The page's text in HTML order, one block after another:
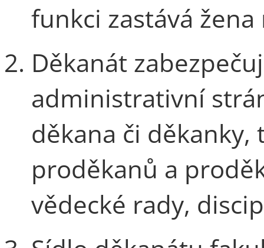
funkci zastává
Děkanát
administrativní
děkana či
proděkanů a
vědecké rady,